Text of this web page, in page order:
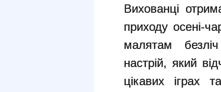
Вихованці
приходу осені-
малятам
настрій, який
цікавих іграх